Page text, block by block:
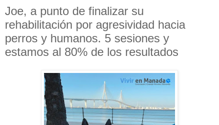
Joe, a punto de finalizar su
rehabilitación por agresividad hacia
perros y humanos. 5 sesiones y
estamos al 80% de los resultados